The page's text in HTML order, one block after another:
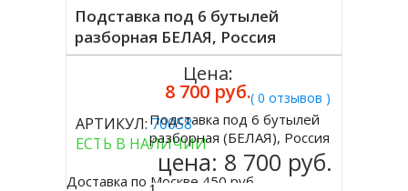
Подставка под 6 бутылей
разборная БЕЛАЯ, Россия
( 0 отзывов )
АРТИКУЛ:70058
ЕСТЬ В НАЛИЧИИ
Доставка по Москве 450 руб.
Цена:
8 700 руб.
Купить
Подставка под 6 бутылей
разборная (БЕЛАЯ), Россия
цена: 8 700 руб.